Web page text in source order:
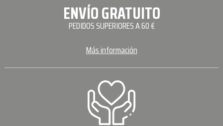
ENVÍO GRATUITO
PEDIDOS SUPERIORES A 60 €
Más información